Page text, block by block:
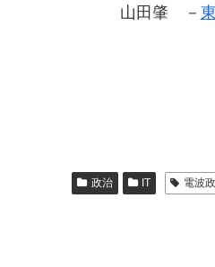
山田肇 －
政治 IT 電波